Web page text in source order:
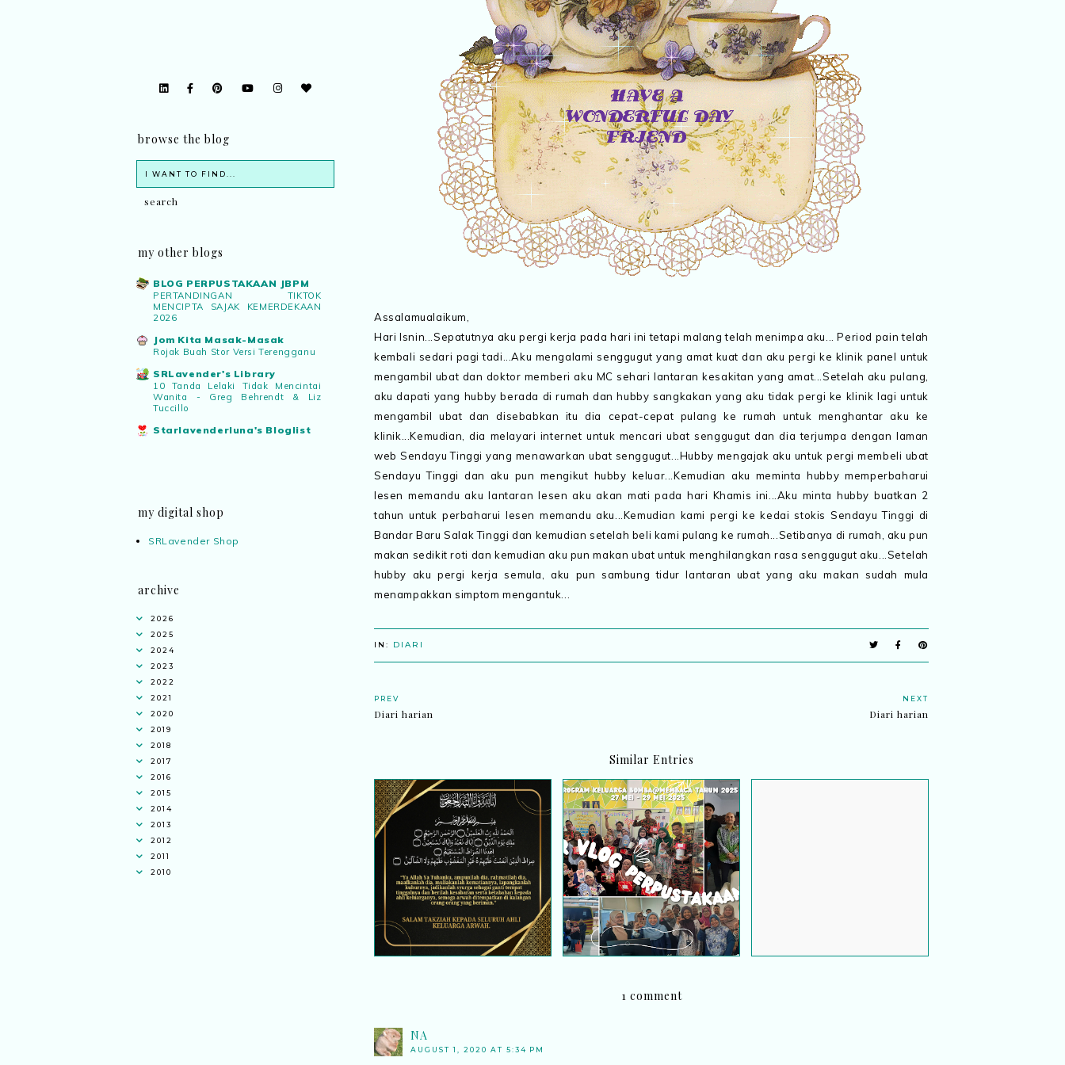
Assalamualaikum,
Hari Isnin...Sepatutnya aku pergi kerja pada hari ini tetapi malang telah menimpa aku... Period pain telah
kembali sedari pagi tadi...Aku mengalami senggugut yang amat kuat dan aku pergi ke klinik panel untuk
mengambil ubat dan doktor memberi aku MC sehari lantaran kesakitan yang amat...Setelah aku pulang,
aku dapati yang hubby berada di rumah dan hubby sangkakan yang aku tidak pergi ke klinik lagi untuk
mengambil ubat dan disebabkan itu dia cepat-cepat pulang ke rumah untuk menghantar aku ke
klinik...Kemudian, dia melayari internet untuk mencari ubat senggugut dan dia terjumpa dengan laman
web Sendayu Tinggi yang menawarkan ubat senggugut...Hubby mengajak aku untuk pergi membeli ubat
Sendayu Tinggi dan aku pun mengikut hubby keluar...Kemudian aku meminta hubby memperbaharui
lesen memandu aku lantaran lesen aku akan mati pada hari Khamis ini...Aku minta hubby buatkan 2
tahun untuk perbaharui lesen memandu aku...Kemudian kami pergi ke kedai stokis Sendayu Tinggi di
Bandar Baru Salak Tinggi dan kemudian setelah beli kami pulang ke rumah...Setibanya di rumah, aku pun
makan sedikit roti dan kemudian aku pun makan ubat untuk menghilangkan rasa senggugut aku...Setelah
hubby aku pergi kerja semula, aku pun sambung tidur lantaran ubat yang aku makan sudah mula
menampakkan simptom mengantuk...
IN: DIARI
PREV
Diari harian
NEXT
Diari harian
Similar Entries
Saat berita duka
menyentuh jiwa
Video Menarik! Aktiviti
Membaca Bersama Warga
Bomba Kini Di Youtube
1 comment
NA
AUGUST 1, 2020 AT 5:34 PM
browse the blog
my other blogs
BLOG PERPUSTAKAAN JBPM
PERTANDINGAN TIKTOK
MENCIPTA SAJAK KEMERDEKAAN
2026
Jom Kita Masak-Masak
Rojak Buah Stor Versi Terengganu
SRLavender's Library
10 Tanda Lelaki Tidak Mencintai
Wanita - Greg Behrendt & Liz
Tuccillo
Starlavenderluna's Bloglist
my digital shop
SRLavender Shop
archive
2026
2025
2024
2023
2022
2021
2020
2019
2018
2017
2016
2015
2014
2013
2012
2011
2010